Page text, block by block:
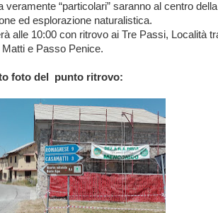
veramente “particolari” saranno al centro
ed esplorazione naturalistica.
alle 10:00 con ritrovo ai Tre Passi, Località
Matti e Passo Penice.
foto del punto ritrovo: